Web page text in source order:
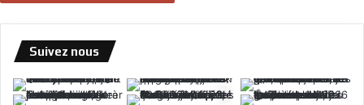
Suivez nous